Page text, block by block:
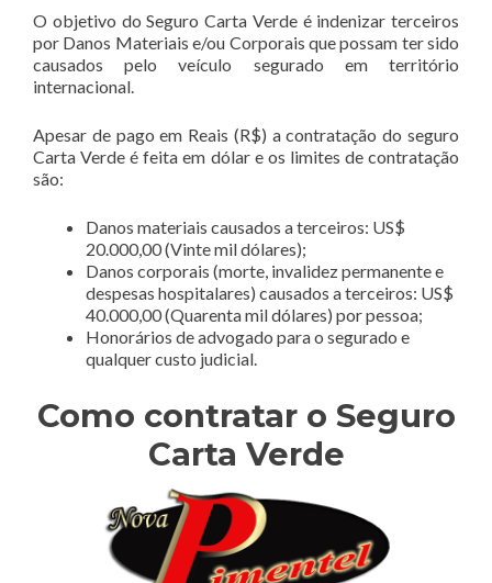
O objetivo do Seguro Carta Verde é indenizar terceiros
por Danos Materiais e/ou Corporais que possam ter sido
causados pelo veículo segurado em território
internacional.
Apesar de pago em Reais (R$) a contratação do seguro
Carta Verde é feita em dólar e os limites de contratação
são:
Danos materiais causados a terceiros: US$
20.000,00 (Vinte mil dólares);
Danos corporais (morte, invalidez permanente e
despesas hospitalares) causados a terceiros: US$
40.000,00 (Quarenta mil dólares) por pessoa;
Honorários de advogado para o segurado e
qualquer custo judicial.
Como contratar o Seguro
Carta Verde